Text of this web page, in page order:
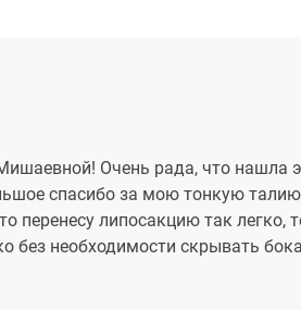
Очень рада, что нашла
спасибо за мою тонкую
перенесу липосакцию так легко,
без необходимости скрывать